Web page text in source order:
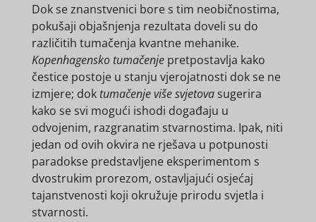
Dok se znanstvenici bore s tim neobičnostima,
pokušaji objašnjenja rezultata doveli su do
različitih tumačenja kvantne mehanike.
Kopenhagensko tumačenjepretpostavlja kako
čestice postoje u stanju vjerojatnosti dok se ne
izmjere; dok tumačenje više svjetovasugerira
kako se svi mogući ishodi događaju u
odvojenim, razgranatim stvarnostima. Ipak, niti
jedan od ovih okvira ne rješava u potpunosti
paradokse predstavljene eksperimentom s
dvostrukim prorezom, ostavljajući osjećaj
tajanstvenosti koji okružuje prirodu svjetla i
stvarnosti.